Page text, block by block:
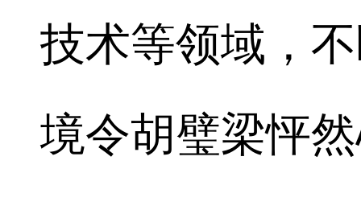
技术等领域，
境令胡璧梁怦